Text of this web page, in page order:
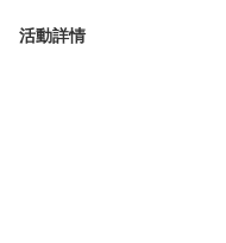
活動詳情